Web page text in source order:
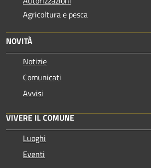
Agricoltura e pesca
NOVITÀ
Notizie
Comunicati
Avvisi
VIVERE IL COMUNE
Luoghi
Eventi